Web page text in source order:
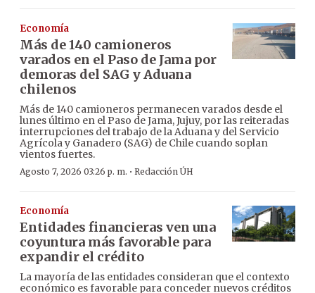
Economía
Más de 140 camioneros
varados en el Paso de Jama por
demoras del SAG y Aduana
chilenos
Más de 140 camioneros permanecen varados desde el
lunes último en el Paso de Jama, Jujuy, por las reiteradas
interrupciones del trabajo de la Aduana y del Servicio
Agrícola y Ganadero (SAG) de Chile cuando soplan
vientos fuertes.
Agosto 7, 2026 03:26 p. m. · Redacción ÚH
Economía
Entidades financieras ven una
coyuntura más favorable para
expandir el crédito
La mayoría de las entidades consideran que el contexto
económico es favorable para conceder nuevos créditos